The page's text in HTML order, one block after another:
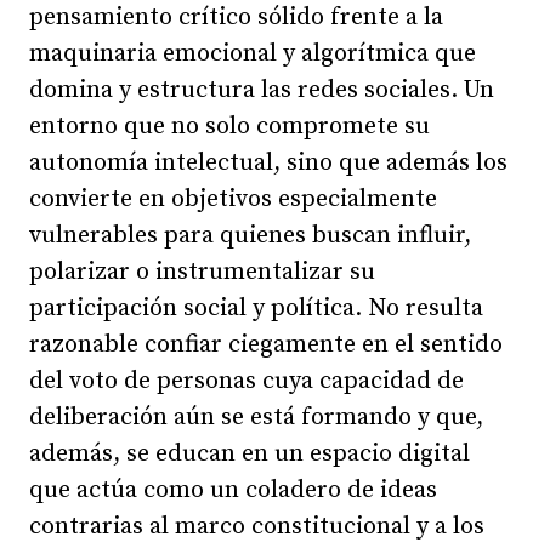
pensamiento crítico sólido frente a la
maquinaria emocional y algorítmica que
domina y estructura las redes sociales. Un
entorno que no solo compromete su
autonomía intelectual, sino que además los
convierte en objetivos especialmente
vulnerables para quienes buscan influir,
polarizar o instrumentalizar su
participación social y política. No resulta
razonable confiar ciegamente en el sentido
del voto de personas cuya capacidad de
deliberación aún se está formando y que,
además, se educan en un espacio digital
que actúa como un coladero de ideas
contrarias al marco constitucional y a los